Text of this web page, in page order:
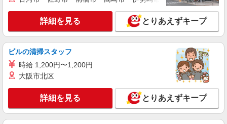
詳細を見る とりあえずキープ
ビルの清掃スタッフ
時給 1,200円〜1,200円
大阪市北区
詳細を見る とりあえずキープ